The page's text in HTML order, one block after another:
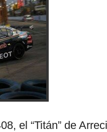
el “Titán” de